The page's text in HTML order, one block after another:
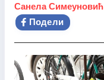
Санела Симеуновић
Подели